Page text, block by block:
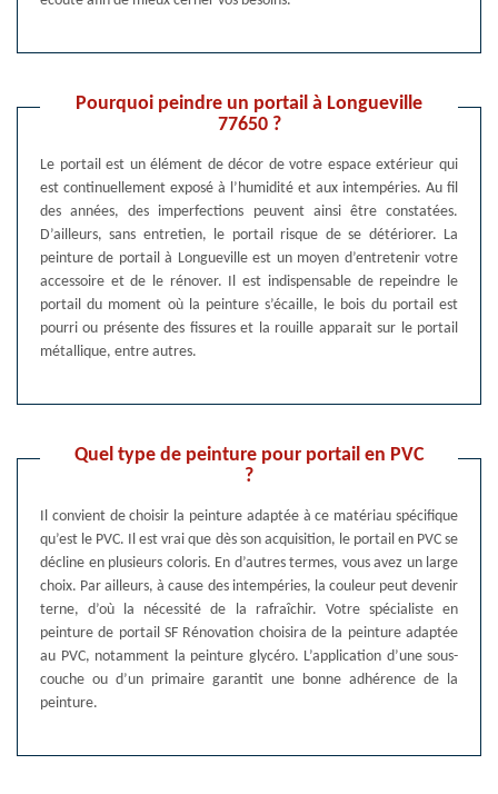
Pourquoi peindre un portail à Longueville
77650 ?
Le portail est un élément de décor de votre espace extérieur qui
est continuellement exposé à l’humidité et aux intempéries. Au fil
des années, des imperfections peuvent ainsi être constatées.
D’ailleurs, sans entretien, le portail risque de se détériorer. La
peinture de portail à Longueville est un moyen d’entretenir votre
accessoire et de le rénover. Il est indispensable de repeindre le
portail du moment où la peinture s’écaille, le bois du portail est
pourri ou présente des fissures et la rouille apparait sur le portail
métallique, entre autres.
Quel type de peinture pour portail en PVC
?
Il convient de choisir la peinture adaptée à ce matériau spécifique
qu’est le PVC. Il est vrai que dès son acquisition, le portail en PVC se
décline en plusieurs coloris. En d’autres termes, vous avez un large
choix. Par ailleurs, à cause des intempéries, la couleur peut devenir
terne, d’où la nécessité de la rafraîchir. Votre spécialiste en
peinture de portail SF Rénovation choisira de la peinture adaptée
au PVC, notamment la peinture glycéro. L’application d’une sous-
couche ou d’un primaire garantit une bonne adhérence de la
peinture.